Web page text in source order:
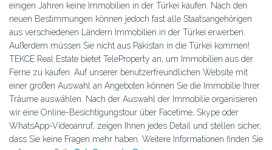
einigen Jahren keine Immobilien in der Türkei kaufen. Nach den
neuen Bestimmungen können jedoch fast alle Staatsangehörigen
aus verschiedenen Ländern Immobilien in der Türkei erwerben.
Außerdem müssen Sie nicht aus Pakistan in die Türkei kommen!
TEKCE Real Estate bietet TeleProperty an, um Immobilien aus der
Ferne zu kaufen. Auf unserer benutzerfreundlichen Website mit
einer großen Auswahl an Angeboten können Sie die Immobilie Ihrer
Träume auswählen. Nach der Auswahl der Immobilie organisieren
wir eine Online-Besichtigungstour über Facetime, Skype oder
WhatsApp-Videoanruf, zeigen Ihnen jedes Detail und stellen sicher,
dass Sie keine Fragen mehr haben. Weitere Informationen finden Sie